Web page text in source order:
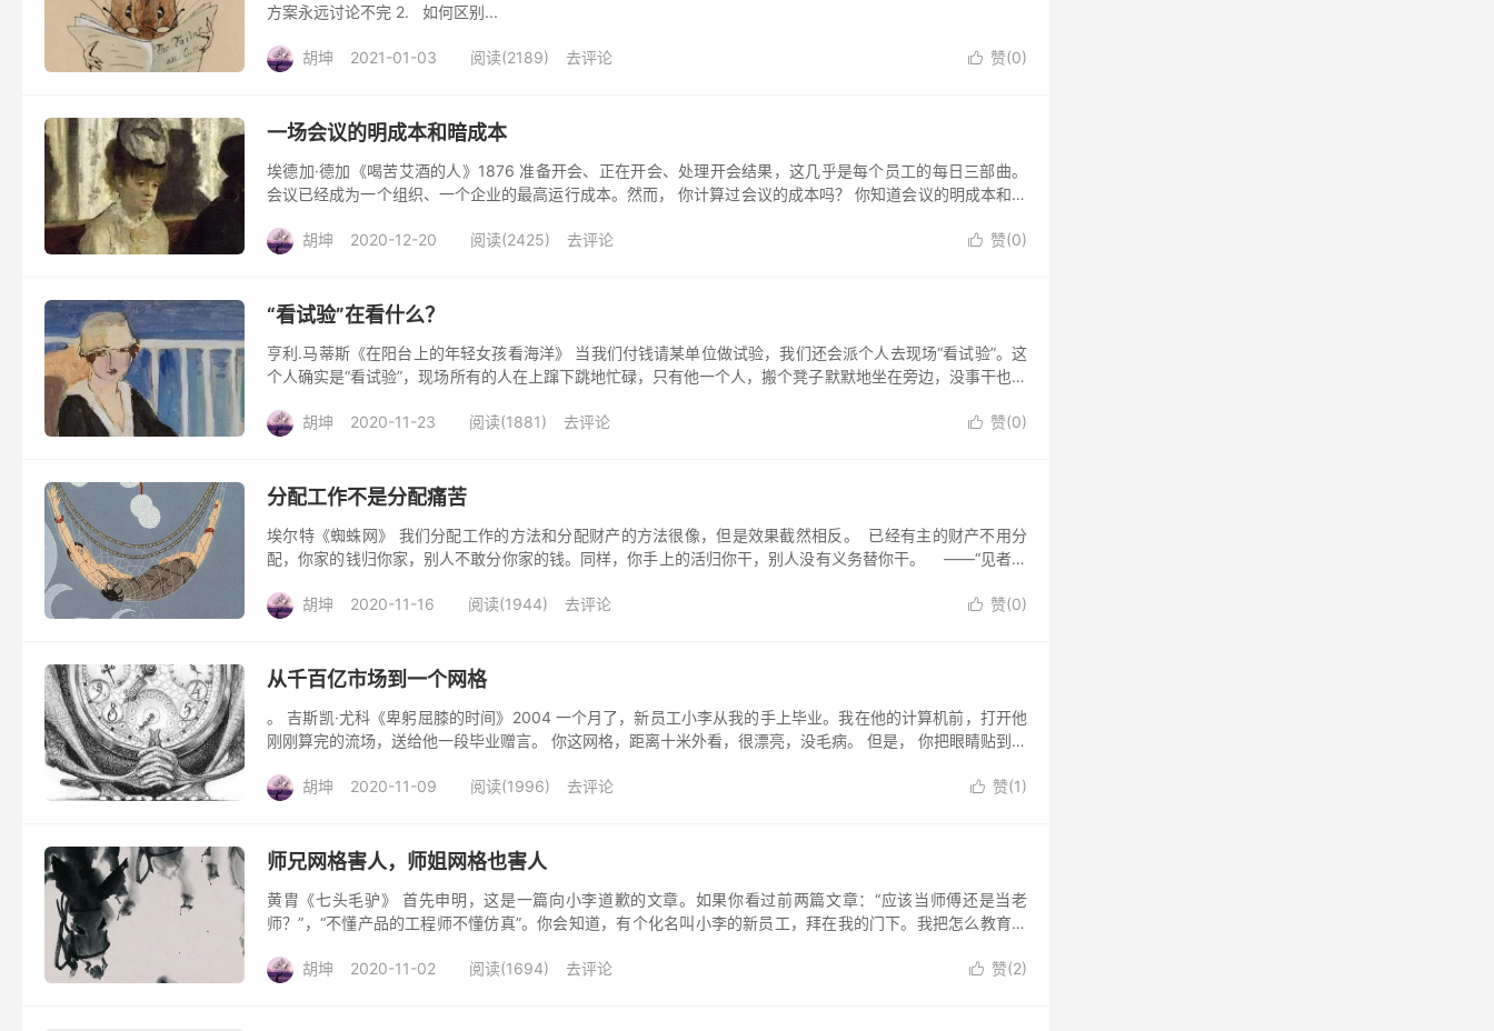
方案永远讨论不完 2. 如何区别...
 赞(0)
胡坤 2021-01-03 阅读(2189) 去评论
一场会议的明成本和暗成本
埃德加·德加《喝苦艾酒的人》1876 准备开会、正在开会、处理开会结果，这几乎是每个员工的每日三部曲。
会议已经成为一个组织、一个企业的最高运行成本。然而， 你计算过会议的成本吗？ 你知道会议的明成本和暗
 赞(0)
胡坤 2020-12-20 阅读(2425) 去评论
“看试验”在看什么？
亨利.马蒂斯《在阳台上的年轻女孩看海洋》 当我们付钱请某单位做试验，我们还会派个人去现场“看试验”。这
个人确实是“看试验”，现场所有的人在上蹿下跳地忙碌，只有他一个人，搬个凳子默默地坐在旁边，没事干也不
 赞(0)
胡坤 2020-11-23 阅读(1881) 去评论
分配工作不是分配痛苦
埃尔特《蜘蛛网》 我们分配工作的方法和分配财产的方法很像，但是效果截然相反。 已经有主的财产不用分
配，你家的钱归你家，别人不敢分你家的钱。同样，你手上的活归你干，别人没有义务替你干。 ——“见者有
 赞(0)
胡坤 2020-11-16 阅读(1944) 去评论
从千百亿市场到一个网格
。 吉斯凯·尤科《卑躬屈膝的时间》2004 一个月了，新员工小李从我的手上毕业。我在他的计算机前，打开他
刚刚算完的流场，送给他一段毕业赠言。 你这网格，距离十米外看，很漂亮，没毛病。 但是， 你把眼睛贴到屏
 赞(1)
胡坤 2020-11-09 阅读(1996) 去评论
师兄网格害人，师姐网格也害人
黄胄《七头毛驴》 首先申明，这是一篇向小李道歉的文章。如果你看过前两篇文章：“应该当师傅还是当老
师？”，“不懂产品的工程师不懂仿真”。你会知道，有个化名叫小李的新员工，拜在我的门下。我把怎么教育他
 赞(2)
胡坤 2020-11-02 阅读(1694) 去评论